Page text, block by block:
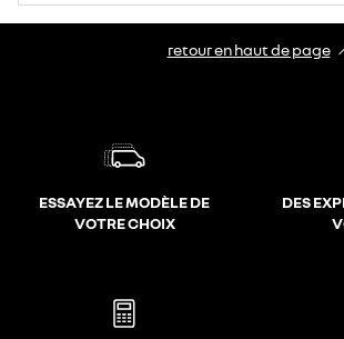
retour en haut de page​
ESSAYEZ LE MODÈLE DE
VOTRE CHOIX
DES